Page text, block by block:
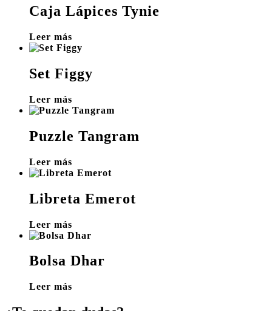
Caja Lápices Tynie
Leer más
Set Figgy
Leer más
Puzzle Tangram
Leer más
Libreta Emerot
Leer más
Bolsa Dhar
Leer más